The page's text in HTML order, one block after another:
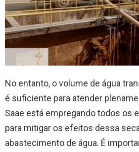
No entanto, o volume de água
é suficiente para atender
Saae está empregando todos os
para mitigar os efeitos dessa
abastecimento de água. É